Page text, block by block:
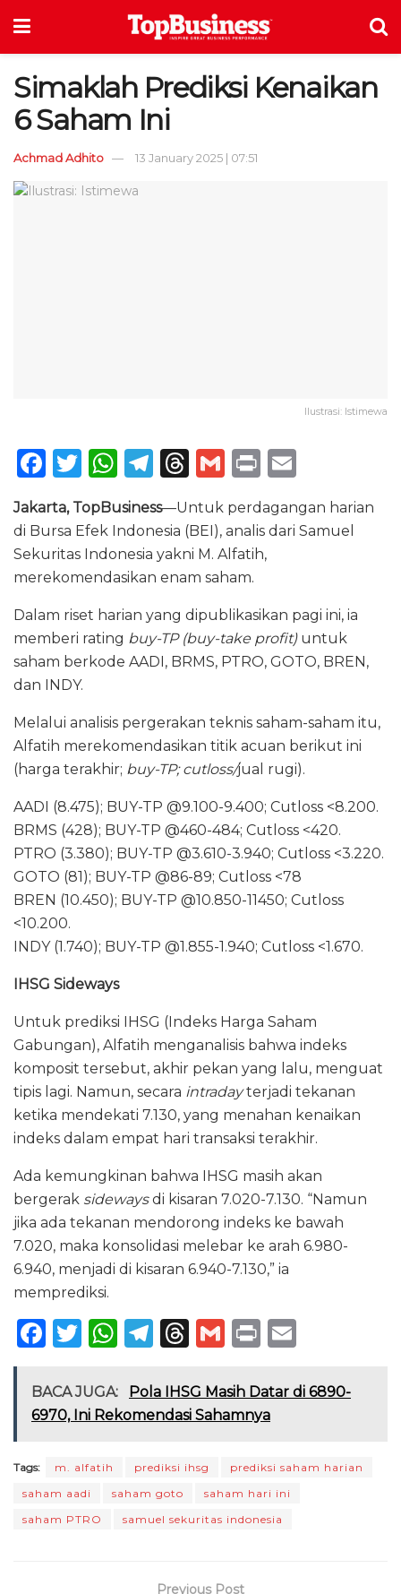
Simaklah Prediksi Kenaikan
6 Saham Ini
Achmad Adhito 13 January 2025 | 07:51
Ilustrasi: Istimewa
F
c
e
b
o
o
k
T
w
it
te
r
W
h
a
ts
A
p
p
T
e
g
ra
m
T
re
a
d
s
G
ai
l
P
n
t
ai
Jakarta, TopBusiness—Untuk perdagangan harian
di Bursa Efek Indonesia (BEI), analis dari Samuel
Sekuritas Indonesia yakni M. Alfatih,
merekomendasikan enam saham.
Dalam riset harian yang dipublikasikan pagi ini, ia
memberi rating buy-TP (buy-take profit)untuk
saham berkode AADI, BRMS, PTRO, GOTO, BREN,
dan INDY.
Melalui analisis pergerakan teknis saham-saham itu,
Alfatih merekomendasikan titik acuan berikut ini
(harga terakhir; buy-TP; cutloss/jual rugi).
AADI (8.475); BUY-TP @9.100-9.400; Cutloss <8.200.
BRMS (428); BUY-TP @460-484; Cutloss <420.
PTRO (3.380); BUY-TP @3.610-3.940; Cutloss <3.220.
GOTO (81); BUY-TP @86-89; Cutloss <78
BREN (10.450); BUY-TP @10.850-11450; Cutloss
<10.200.
INDY (1.740); BUY-TP @1.855-1.940; Cutloss <1.670.
IHSG Sideways
Untuk prediksi IHSG (Indeks Harga Saham
Gabungan), Alfatih menganalisis bahwa indeks
komposit tersebut, akhir pekan yang lalu, menguat
tipis lagi. Namun, secara intradayterjadi tekanan
ketika mendekati 7.130, yang menahan kenaikan
indeks dalam empat hari transaksi terakhir.
Ada kemungkinan bahwa IHSG masih akan
bergerak sidewaysdi kisaran 7.020-7.130. “Namun
jika ada tekanan mendorong indeks ke bawah
7.020, maka konsolidasi melebar ke arah 6.980-
6.940, menjadi di kisaran 6.940-7.130,” ia
memprediksi.
F
c
e
o
o
k
T
it
te
W
a
ts
p
p
T
e
g
m
T
re
a
s
G
ai
l
P
n
t
ai
BACA JUGA:
Pola IHSG Masih Datar di 6890-
6970, Ini Rekomendasi Sahamnya
Tags: m. alfatih prediksi ihsg
prediksi saham harian
saham aadi
saham goto
saham hari ini
saham PTRO
samuel sekuritas indonesia
Previous Post